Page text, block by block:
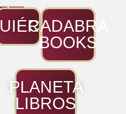
CADABRA
BOOKS
PLANETA
LIBROS